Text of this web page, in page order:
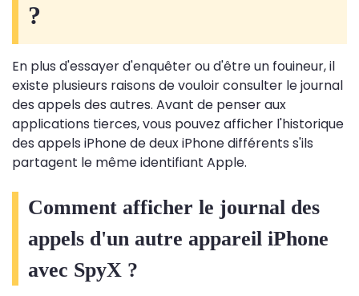
?
En plus d'essayer d'enquêter ou d'être un fouineur, il
existe plusieurs raisons de vouloir consulter le journal
des appels des autres. Avant de penser aux
applications tierces, vous pouvez afficher l'historique
des appels iPhone de deux iPhone différents s'ils
partagent le même identifiant Apple.
Comment afficher le journal des
appels d'un autre appareil iPhone
avec SpyX ?